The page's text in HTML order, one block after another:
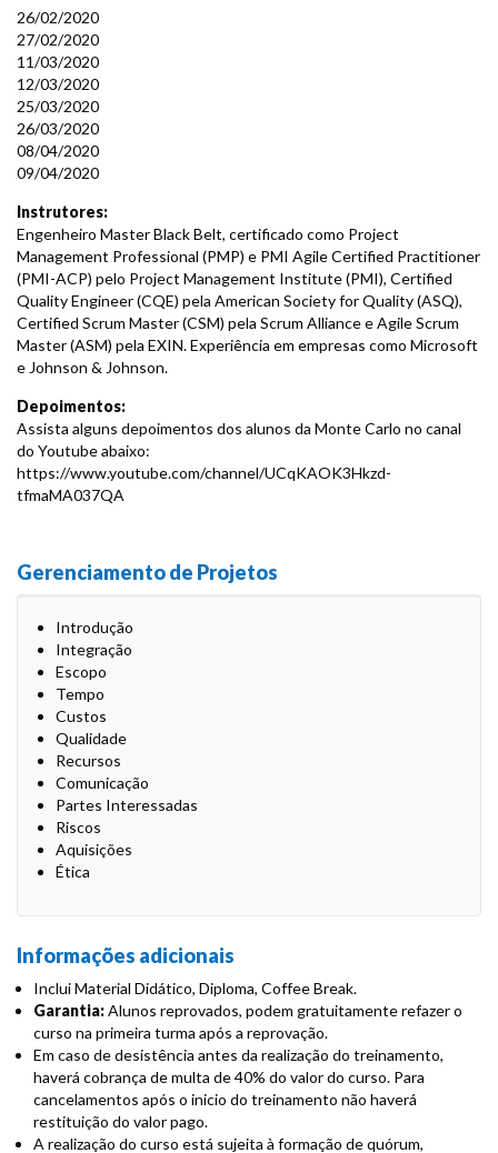
26/02/2020
27/02/2020
11/03/2020
12/03/2020
25/03/2020
26/03/2020
08/04/2020
09/04/2020
Instrutores:
Engenheiro Master Black Belt, certificado como Project
Management Professional (PMP) e PMI Agile Certified Practitioner
(PMI-ACP) pelo Project Management Institute (PMI), Certified
Quality Engineer (CQE) pela American Society for Quality (ASQ),
Certified Scrum Master (CSM) pela Scrum Alliance e Agile Scrum
Master (ASM) pela EXIN. Experiência em empresas como Microsoft
e Johnson & Johnson.
Depoimentos:
Assista alguns depoimentos dos alunos da Monte Carlo no canal
do Youtube abaixo:
https://www.youtube.com/channel/UCqKAOK3Hkzd-
tfmaMA037QA
Gerenciamento de Projetos
Introdução
Integração
Escopo
Tempo
Custos
Qualidade
Recursos
Comunicação
Partes Interessadas
Riscos
Aquisições
Ética
Informações adicionais
Inclui Material Didático, Diploma, Coffee Break.
Garantia:Alunos reprovados, podem gratuitamente refazer o
curso na primeira turma após a reprovação.
Em caso de desistência antes da realização do treinamento,
haverá cobrança de multa de 40% do valor do curso. Para
cancelamentos após o inicio do treinamento não haverá
restituição do valor pago.
A realização do curso está sujeita à formação de quórum,